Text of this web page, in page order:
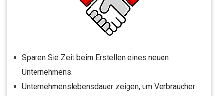
Sparen Sie Zeit beim Erstellen eines neuen
Unternehmens.
Unternehmenslebensdauer zeigen, um Verbraucher